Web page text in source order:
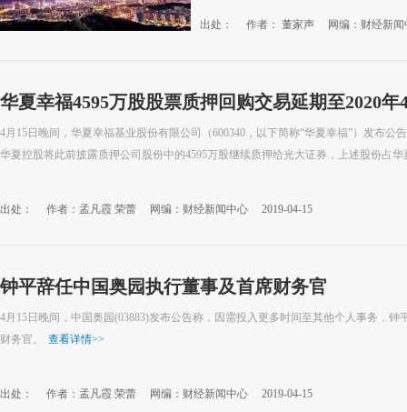
出处： 作者： 董家声 网编：财经新闻
华夏幸福4595万股股票质押回购交易延期至2020年
4月15日晚间，华夏幸福基业股份有限公司（600340，以下简称“华夏幸福”）发布公
华夏控股将此前披露质押公司股份中的4595万股继续质押给光大证券，上述股份占华
出处： 作者：孟凡霞 荣蕾 网编：财经新闻中心 2019-04-15
钟平辞任中国奥园执行董事及首席财务官
4月15日晚间，中国奥园(03883)发布公告称，因需投入更多时间至其他个人事务，
财务官。
查看详情>>
出处： 作者：孟凡霞 荣蕾 网编：财经新闻中心 2019-04-15